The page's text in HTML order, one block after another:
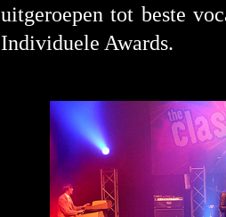
uitgeroepen tot beste
Individuele Awards.